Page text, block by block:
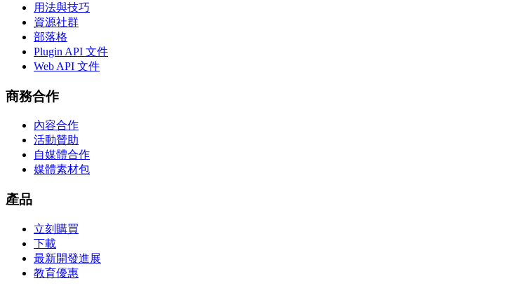
用法與技巧
資源社群
部落格
Plugin API 文件
Web API 文件
商務合作
內容合作
活動贊助
自媒體合作
媒體素材包
產品
立刻購買
下載
最新開發進展
教育優惠